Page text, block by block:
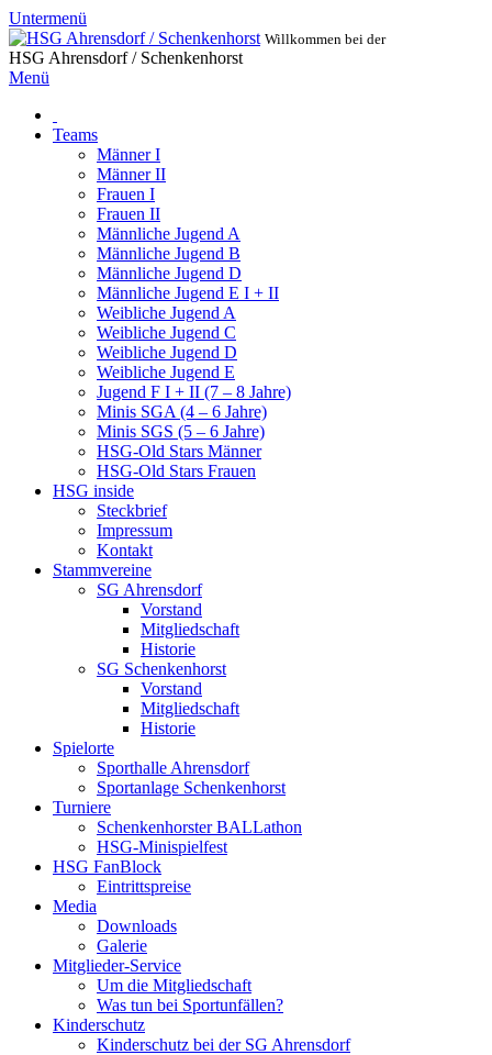
Untermenü
Willkommen bei der
HSG Ahrensdorf / Schenkenhorst
Menü
Teams
Männer I
Männer II
Frauen I
Frauen II
Männliche Jugend A
Männliche Jugend B
Männliche Jugend D
Männliche Jugend E I + II
Weibliche Jugend A
Weibliche Jugend C
Weibliche Jugend D
Weibliche Jugend E
Jugend F I + II (7 – 8 Jahre)
Minis SGA (4 – 6 Jahre)
Minis SGS (5 – 6 Jahre)
HSG-Old Stars Männer
HSG-Old Stars Frauen
HSG inside
Steckbrief
Impressum
Kontakt
Stammvereine
SG Ahrensdorf
Vorstand
Mitgliedschaft
Historie
SG Schenkenhorst
Vorstand
Mitgliedschaft
Historie
Spielorte
Sporthalle Ahrensdorf
Sportanlage Schenkenhorst
Turniere
Schenkenhorster BALLathon
HSG-Minispielfest
HSG FanBlock
Eintrittspreise
Media
Downloads
Galerie
Mitglieder-Service
Um die Mitgliedschaft
Was tun bei Sportunfällen?
Kinderschutz
Kinderschutz bei der SG Ahrensdorf